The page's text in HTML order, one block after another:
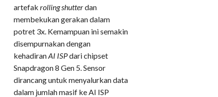
artefak rolling shutterdan
membekukan gerakan dalam
potret 3x. Kemampuan ini semakin
disempurnakan dengan
kehadiranAI ISPdari chipset
Snapdragon 8 Gen 5. Sensor
dirancang untuk menyalurkan data
dalam jumlah masif ke AI ISP